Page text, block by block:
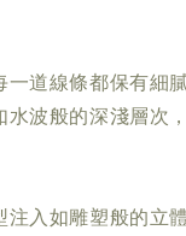
道線條都保有細
波般的深淺層次
入如雕塑般的立